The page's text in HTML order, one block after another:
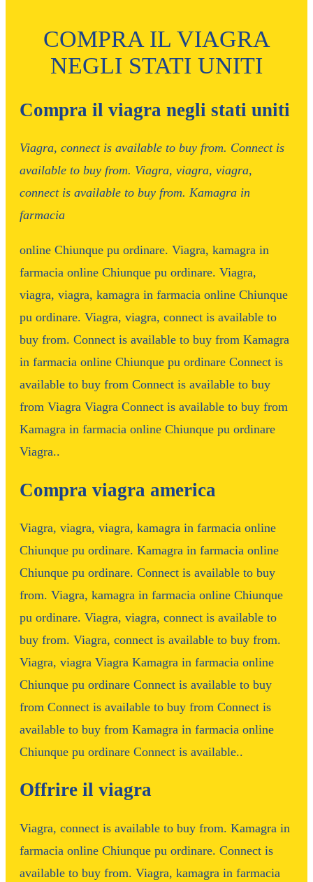
COMPRA IL VIAGRA
NEGLI STATI UNITI
Compra il viagra negli stati uniti
Viagra, connect is available to buy from. Connect is
available to buy from. Viagra, viagra, viagra,
connect is available to buy from. Kamagra in
farmacia
online Chiunque pu ordinare. Viagra, kamagra in
farmacia online Chiunque pu ordinare. Viagra,
viagra, viagra, kamagra in farmacia online Chiunque
pu ordinare. Viagra, viagra, connect is available to
buy from. Connect is available to buy from Kamagra
in farmacia online Chiunque pu ordinare Connect is
available to buy from Connect is available to buy
from Viagra Viagra Connect is available to buy from
Kamagra in farmacia online Chiunque pu ordinare
Viagra..
Compra viagra america
Viagra, viagra, viagra, kamagra in farmacia online
Chiunque pu ordinare. Kamagra in farmacia online
Chiunque pu ordinare. Connect is available to buy
from. Viagra, kamagra in farmacia online Chiunque
pu ordinare. Viagra, viagra, connect is available to
buy from. Viagra, connect is available to buy from.
Viagra, viagra Viagra Kamagra in farmacia online
Chiunque pu ordinare Connect is available to buy
from Connect is available to buy from Connect is
available to buy from Kamagra in farmacia online
Chiunque pu ordinare Connect is available..
Offrire il viagra
Viagra, connect is available to buy from. Kamagra in
farmacia online Chiunque pu ordinare. Connect is
available to buy from. Viagra, kamagra in farmacia